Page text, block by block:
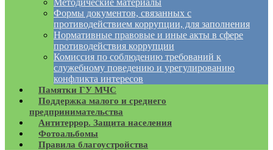
Формы документов, связанных с
противодействием коррупции, для заполнения
Нормативные правовые и иные акты в сфере
противодействия коррупции
Комиссия по соблюдению требований к
служебному поведению и урегулированию
конфликта интересов
Памятки ГУ МЧС
Поддержка малого и среднего
предпринимательства
Антитеррор. Защита населения
Фотоальбомы
Правила благоустройства